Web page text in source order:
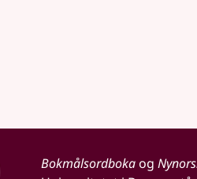
Bokmålsordbokaog